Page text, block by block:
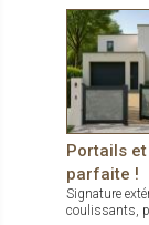
Portails
parfaite !
Signature
coulissants,